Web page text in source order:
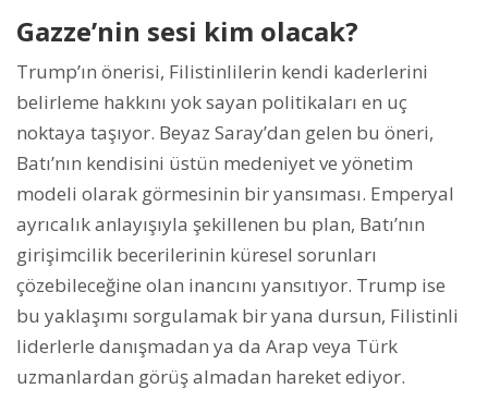
Gazze’nin sesi kim olacak?
Trump’ın önerisi, Filistinlilerin kendi kaderlerini
belirleme hakkını yok sayan politikaları en uç
noktaya taşıyor. Beyaz Saray’dan gelen bu öneri,
Batı’nın kendisini üstün medeniyet ve yönetim
modeli olarak görmesinin bir yansıması. Emperyal
ayrıcalık anlayışıyla şekillenen bu plan, Batı’nın
girişimcilik becerilerinin küresel sorunları
çözebileceğine olan inancını yansıtıyor. Trump ise
bu yaklaşımı sorgulamak bir yana dursun, Filistinli
liderlerle danışmadan ya da Arap veya Türk
uzmanlardan görüş almadan hareket ediyor.